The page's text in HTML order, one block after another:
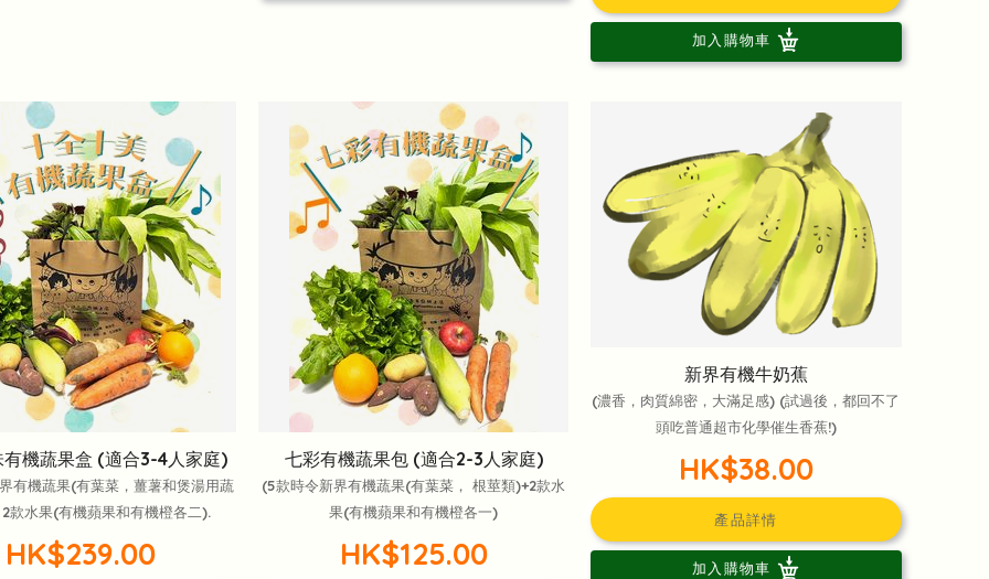
加入購物車
有機蔬果盒 (適合3-4人家庭)
有機蔬果(有葉菜，薑薯和煲湯用蔬
款水果(有機蘋果和有機橙各二).
HK$239.00
七彩有機蔬果包 (適合2-3人家庭)
(5款時令新界有機蔬果(有葉菜， 根莖類)+2款水
果(有機蘋果和有機橙各一)
HK$125.00
新界有機牛奶蕉
(濃香，肉質綿密，大滿足感) (試過後，都回不了
頭吃普通超市化學催生香蕉!)
HK$38.00
產品詳情
加入購物車